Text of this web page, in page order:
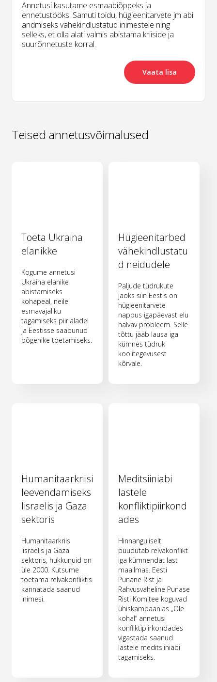
Annetusi kasutame esmaabiõppeks ja
ennetustööks. Samuti toidu, hügieenitarvete jm abi
andmiseks vähekindlustatud inimestele ning
selleks, et olla alati valmis abistama kriiside ja
suurõnnetuste korral.
Vaata lisa
Teised annetusvõimalused
Toeta Ukraina
elanikke
Kogume annetusi
Ukraina elanike
abistamiseks
kohapeal, neile
esmavajaliku
tagamiseks piirialadel
ja Eestisse saabunud
põgenike toetamiseks.
Hügieenitarbed
vähekindlustatu
d neidudele
Paljude tüdrukute
jaoks siin Eestis on
hügieenitarvete
nappus igapäevast elu
halvav probleem. Selle
tõttu jääb lausa iga
kümnes tüdruk
koolitegevusest
kõrvale.
Humanitaarkriisi
leevendamiseks
Iisraelis ja Gaza
sektoris
Humanitaarkriis
Iisraelis ja Gaza
sektoris, hukkunuid on
üle 2000. Kutsume
toetama relvakonfliktis
kannatada saanud
inimesi.
Meditsiiniabi
lastele
konfliktipiirkond
ades
Hinnanguliselt
puudutab relvakonflikt
iga kümnendat last
maailmas. Eesti
Punane Rist ja
Rahvusvaheline Punase
Risti Komitee koguvad
ühiskampaanias „Ole
kohal“ annetusi
konfliktipiirkondades
vigastada saanud
lastele meditsiiniabi
tagamiseks.